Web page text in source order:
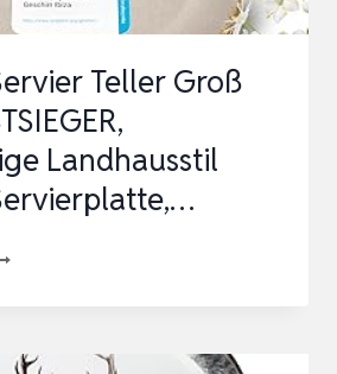
Teller Groß
Landhausstil
R